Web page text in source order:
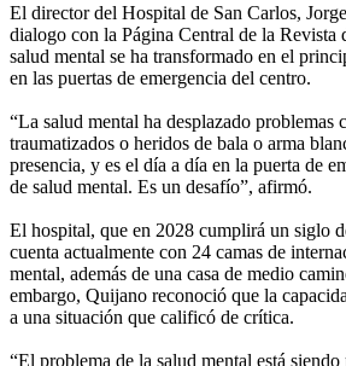
El director del Hospital de San Carlos,
dialogo con la Página Central de la
salud mental se ha transformado en el
en las puertas de emergencia del centro.
“La salud mental ha desplazado problemas
traumatizados o heridos de bala o arma
presencia, y es el día a día en la puerta de
de salud mental. Es un desafío”, afirmó.
El hospital, que en 2028 cumplirá un siglo
cuenta actualmente con 24 camas de
mental, además de una casa de medio
embargo, Quijano reconoció que la
a una situación que calificó de crítica.
“El problema de la salud mental está